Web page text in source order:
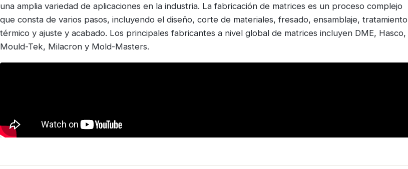
una amplia variedad de aplicaciones en la industria. La fabricación de matrices es un proceso complejo
que consta de varios pasos, incluyendo el diseño, corte de materiales, fresado, ensamblaje, tratamiento
térmico y ajuste y acabado. Los principales fabricantes a nivel global de matrices incluyen DME, Hasco,
Mould-Tek, Milacron y Mold-Masters.